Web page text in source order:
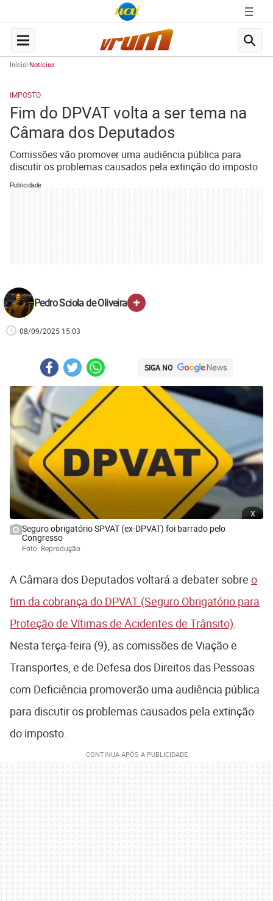
Início Notícias
IMPOSTO
Fim do DPVAT volta a ser tema na
Câmara dos Deputados
Comissões vão promover uma audiência pública para
discutir os problemas causados pela extinção do imposto
Publicidade
Pedro Sciola de Oliveira +
08/09/2025 15:03
SIGA NO
x
Seguro obrigatório SPVAT (ex-DPVAT) foi barrado pelo
Congresso
Foto: Reprodução
A Câmara dos Deputados voltará a debater sobre o
fim da cobrança do DPVAT (Seguro Obrigatório para
Proteção de Vítimas de Acidentes de Trânsito).
Nesta terça-feira (9), as comissões de Viação e
Transportes, e de Defesa dos Direitos das Pessoas
com Deficiência promoverão uma audiência pública
para discutir os problemas causados pela extinção
do imposto.